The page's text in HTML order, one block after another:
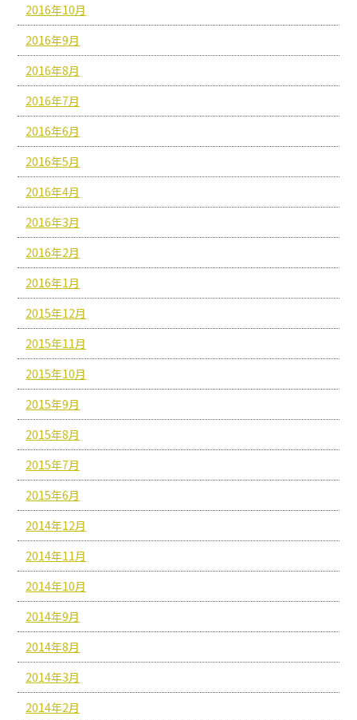
2016年10月
2016年9月
2016年8月
2016年7月
2016年6月
2016年5月
2016年4月
2016年3月
2016年2月
2016年1月
2015年12月
2015年11月
2015年10月
2015年9月
2015年8月
2015年7月
2015年6月
2014年12月
2014年11月
2014年10月
2014年9月
2014年8月
2014年3月
2014年2月